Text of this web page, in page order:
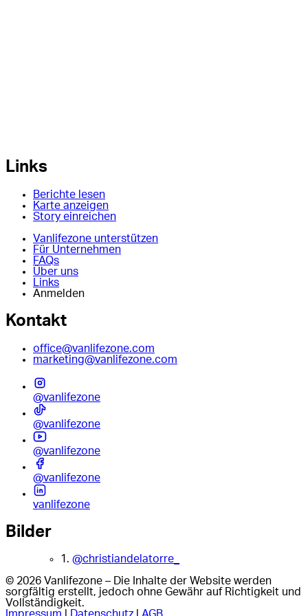
Links
Berichte lesen
Karte anzeigen
Story einreichen
Vanlifezone unterstützen
Für Unternehmen
FAQs
Über uns
Links
Anmelden
Kontakt
office@vanlifezone.com
marketing@vanlifezone.com
@vanlifezone
@vanlifezone
@vanlifezone
@vanlifezone
vanlifezone
Bilder
1. @christiandelatorre_
© 2026 Vanlifezone – Die Inhalte der Website werden
sorgfältig erstellt, jedoch ohne Gewähr auf Richtigkeit und
Vollständigkeit.